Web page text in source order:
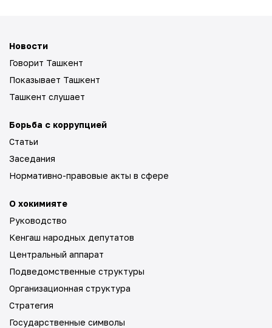
Новости
Говорит Ташкент
Показывает Ташкент
Ташкент слушает
Борьба с коррупцией
Статьи
Заседания
Нормативно-правовые акты в сфере
О хокимияте
Руководство
Кенгаш народных депутатов
Центральный аппарат
Подведомственные структуры
Организационная структура
Стратегия
Государственные символы